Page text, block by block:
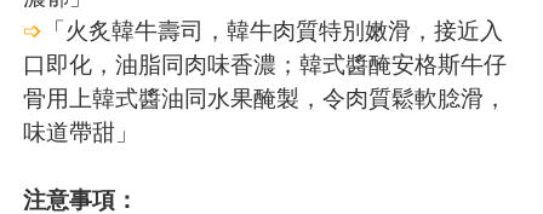
➩ 「火炙韓牛壽司，韓牛肉質特別嫩滑，接近入
口即化，油脂同肉味香濃；韓式醬醃安格斯牛仔
骨用上韓式醬油同水果醃製，令肉質鬆軟腍滑，
味道帶甜」
注意事項：